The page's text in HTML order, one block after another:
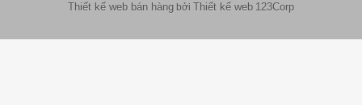
Thiết kế web bán hàng bởi Thiết kế web 123Corp